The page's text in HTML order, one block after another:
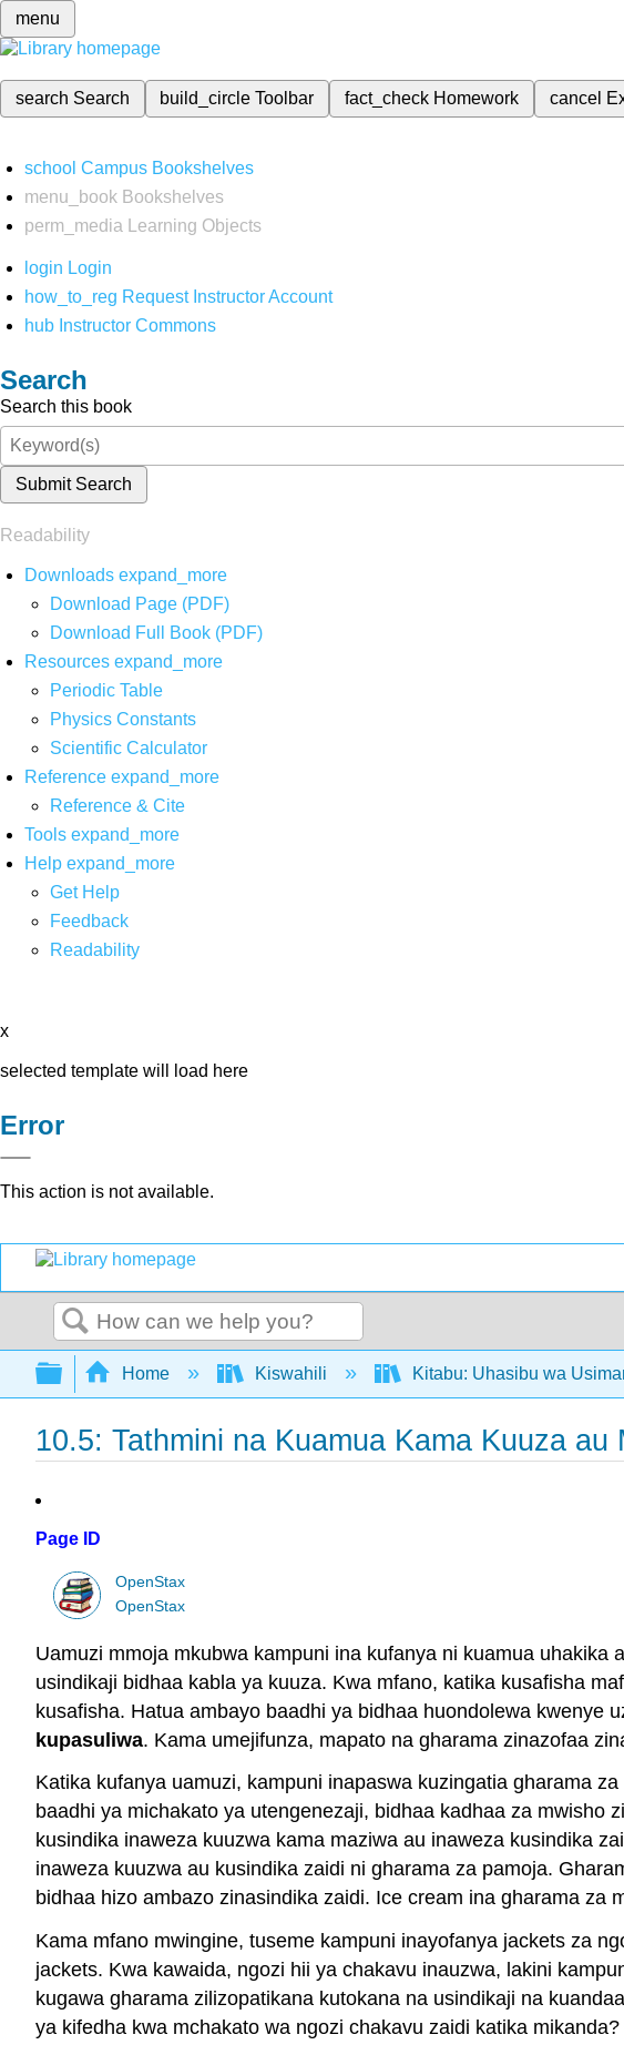
menu
search Search build_circleToolbar fact_check Homework cancel
school Campus Bookshelves
menu_book Bookshelves
perm_media
Learning Objects
login Login
how_to_reg Request Instructor Account
hub Instructor Commons
Search
Search this book
Submit Search
Readability
Downloads expand_more
Download Page (PDF)
Download Full Book (PDF)
Resources expand_more
Periodic Table
Physics Constants
Scientific Calculator
Reference expand_more
Reference & Cite
Tools expand_more
Help expand_more
Get Help
Feedback
Readability
x
selected template will load here
Error
This action is not available.
Search
Expand/collapse global hierarchy
Home Kiswahili Kitabu: Uhasibu wa
10.5: Tathmini na Kuamua Kama Kuuza au
Page ID
OpenStax
OpenStax
Uamuzi mmoja mkubwa kampuni ina kufanya ni kuamua
usindikaji bidhaa kabla ya kuuza. Kwa mfano, katika kusafisha
kusafisha. Hatua ambayo baadhi ya bidhaa huondolewa kwenye
kupasuliwa. Kama umejifunza, mapato na gharama zinazofaa
Katika kufanya uamuzi, kampuni inapaswa kuzingatia gharama za
baadhi ya michakato ya utengenezaji, bidhaa kadhaa za
kusindika inaweza kuuzwa kama maziwa au inaweza kusindika
inaweza kuuzwa au kusindika zaidi ni gharama za pamoja.
bidhaa hizo ambazo zinasindika zaidi. Ice cream ina gharama
Kama mfano mwingine, tuseme kampuni inayofanya jackets za
jackets. Kwa kawaida, ngozi hii ya chakavu inauzwa, lakini
kugawa gharama zilizopatikana kutokana na usindikaji na
ya kifedha kwa mchakato wa ngozi chakavu zaidi katika mikanda?